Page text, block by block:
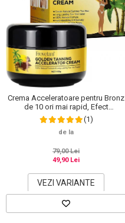
Crema Acceleratoare pentru Bronz
de 10 ori mai rapid, Efect
Intensificator, Ingrediente 100%
Naturale, Frovetani, 100 g
(1)
de la
79,00 Lei
49,90 Lei
VEZI VARIANTE